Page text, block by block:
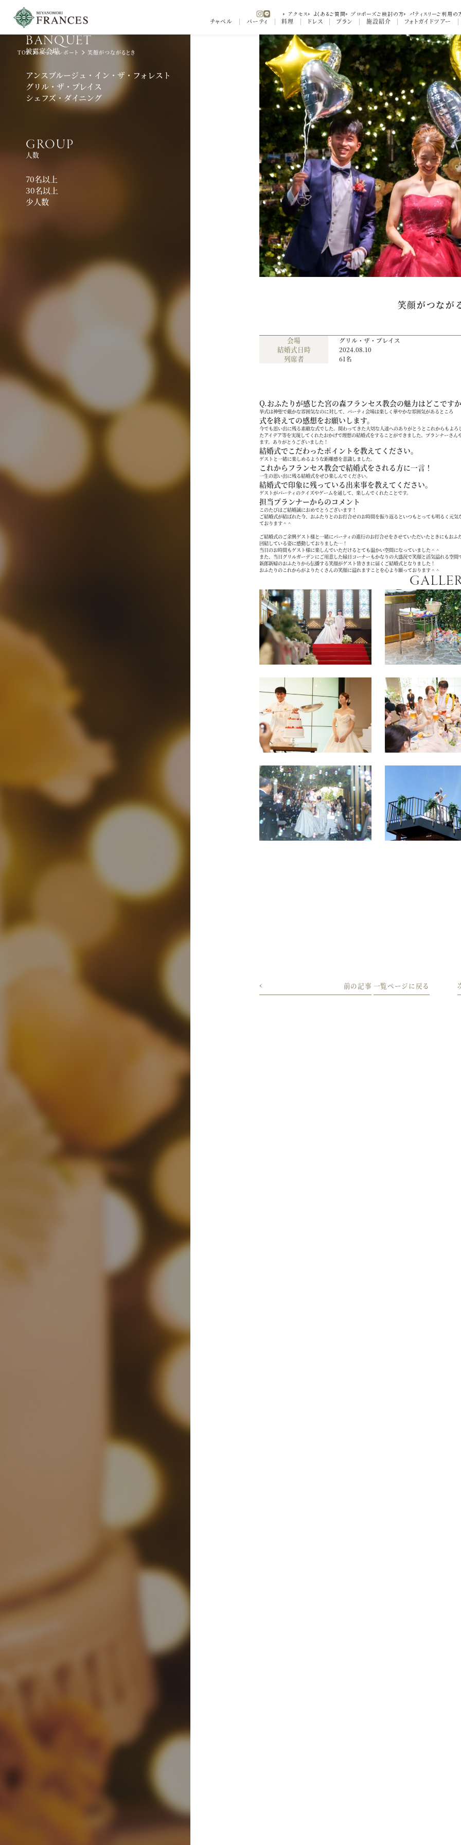
アクセス よくあるご質問 プロポーズご検討の方 パティスリーご利用の
チャペル パーティ 料理 ドレス プラン 施設紹介 フォトガイドツアー
TOP パーティレポート 笑顔がつながるとき
笑顔がつなが
会場 グリル・ザ・プレイス
結婚式日時 2024.08.10
列席者 61名
Q.おふたりが感じた宮の森フランセス教会の魅力はどこです
挙式は神聖で厳かな雰囲気なのに対して、パーティ会場は楽しく華やかな雰囲気があるところ
式を終えての感想をお願いします。
今でも思い出に残る素敵な式でした。関わってきた大切な人達へのありがとうとこれからもよ
たアイデア等を実現してくれたおかげで理想の結婚式をすることができました。プランナーさ
ます。ありがとうございました！
結婚式でこだわったポイントを教えてください。
ゲストと一緒に楽しめるような距離感を意識しました。
これからフランセス教会で結婚式をされる方に一言！
一生の思い出に残る結婚式をぜひ楽しんでください。
結婚式で印象に残っている出来事を教えてください。
ゲストがパーティのクイズやゲームを通して、楽しんでくれたことです。
担当プランナーからのコメント
このたびはご結婚誠におめでとうございます！
ご結婚式が結ばれた今、おふたりとのお打合せのお時間を振り返るといつもとっても明るく元
ております＾＾
ご結婚式のご余興ゲスト様と一緒にパーティの進行のお打合せをさせていただいたときにもお
団結している姿に感動しておりました…！
当日のお時間もゲスト様に楽しんでいただけるとても温かい空間になっていました＾＾
また、当日グリルガーデンにご用意した縁日コーナーもかなりの大盛況で笑顔と活気溢れる空
新郎新婦のおふたりから伝播する笑顔がゲスト皆さまに届くご結婚式となりました！
おふたりのこれからがよりたくさんの笑顔に溢れますことを心より願っております＾＾
前の記事 一覧ページに戻る
披露宴会場
BANQUET
アンスブルージュ・イン・ザ・フォレスト
グリル・ザ・プレイス
シェフズ・ダイニング
人数
GROUP
70名以上
30名以上
少人数